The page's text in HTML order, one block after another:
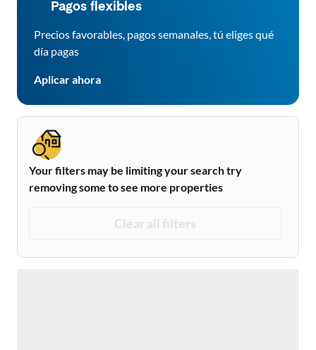
Pagos flexibles
Precios favorables, pagos semanales, tú eliges qué
día pagas
Aplicar ahora
Your filters may be limiting your search try
removing some to see more properties
Clear all filters